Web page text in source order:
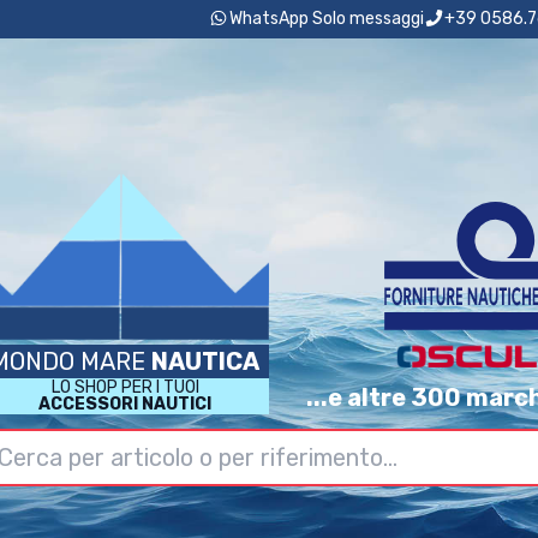
WhatsApp Solo messaggi +39
MARE NAUTICA
LO SHOP PER I TUOI
ACCESSORI NAUTICI
...e altre 300